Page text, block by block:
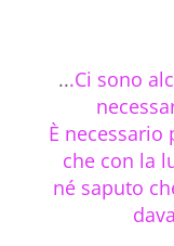
...Ci sono
È necessario
che con la
né saputo